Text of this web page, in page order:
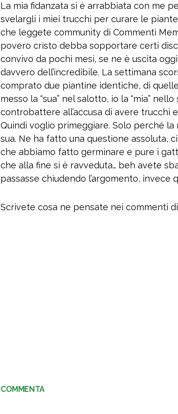
La mia fidanzata si è arrabbiata con me
svelargli i miei trucchi per curare le
che leggete community di Commenti
povero cristo debba sopportare certi
convivo da pochi mesi, se ne è uscita
davvero dell’incredibile. La settimana
comprato due piantine identiche, di
messo la “sua” nel salotto, io la “mia”
controbattere all’accusa di avere trucchi
Quindi voglio primeggiare. Solo perché
sua. Ne ha fatto una questione assoluta,
che abbiamo fatto germinare e pure i
che alla fine si è ravveduta… beh avete
passasse chiudendo l’argomento, invece
Scrivete cosa ne pensate nei commenti di
COMMENTA